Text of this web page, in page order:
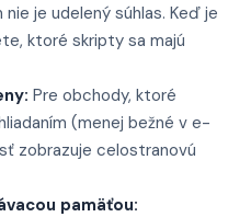
je udelený súhlas. Keď je
ktoré skripty sa majú
Pre obchody, ktoré
(menej bežné v e-
zobrazuje celostranovú
pamäťou: